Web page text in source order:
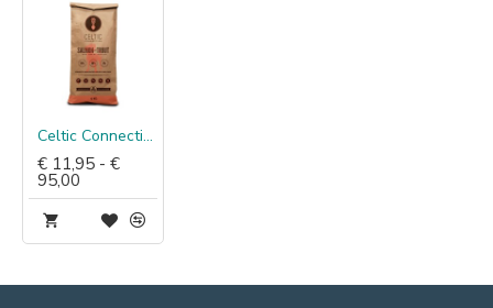
Celtic Connection Zalm met Forel & Zoete Aardappel
€ 11,95 - €
95,00